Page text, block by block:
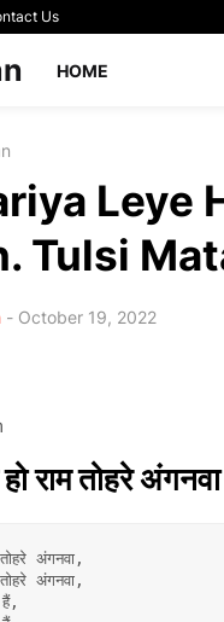
Us
HOME
Leye
Tulsi
- October 19, 2022
राम तोहरे
अंगनवा,
अंगनवा,